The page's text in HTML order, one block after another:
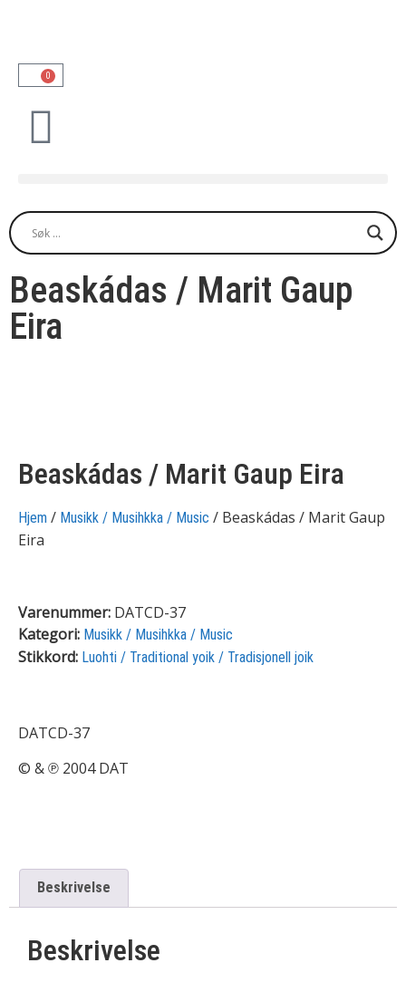
0
Beaskádas / Marit Gaup
Eira
Beaskádas / Marit Gaup Eira
Hjem / Musikk / Musihkka / Music / Beaskádas / Marit Gaup
Eira
Varenummer: DATCD-37
Kategori: Musikk / Musihkka / Music
Stikkord: Luohti / Traditional yoik / Tradisjonell joik
DATCD-37
© & ℗ 2004 DAT
Beskrivelse
Beskrivelse